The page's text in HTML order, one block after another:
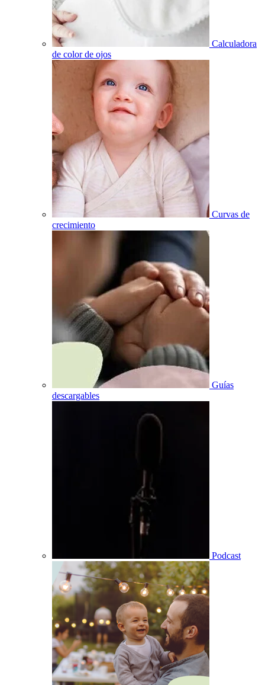
Calculadora
de color de ojos
Curvas de
crecimiento
Guías
descargables
Podcast